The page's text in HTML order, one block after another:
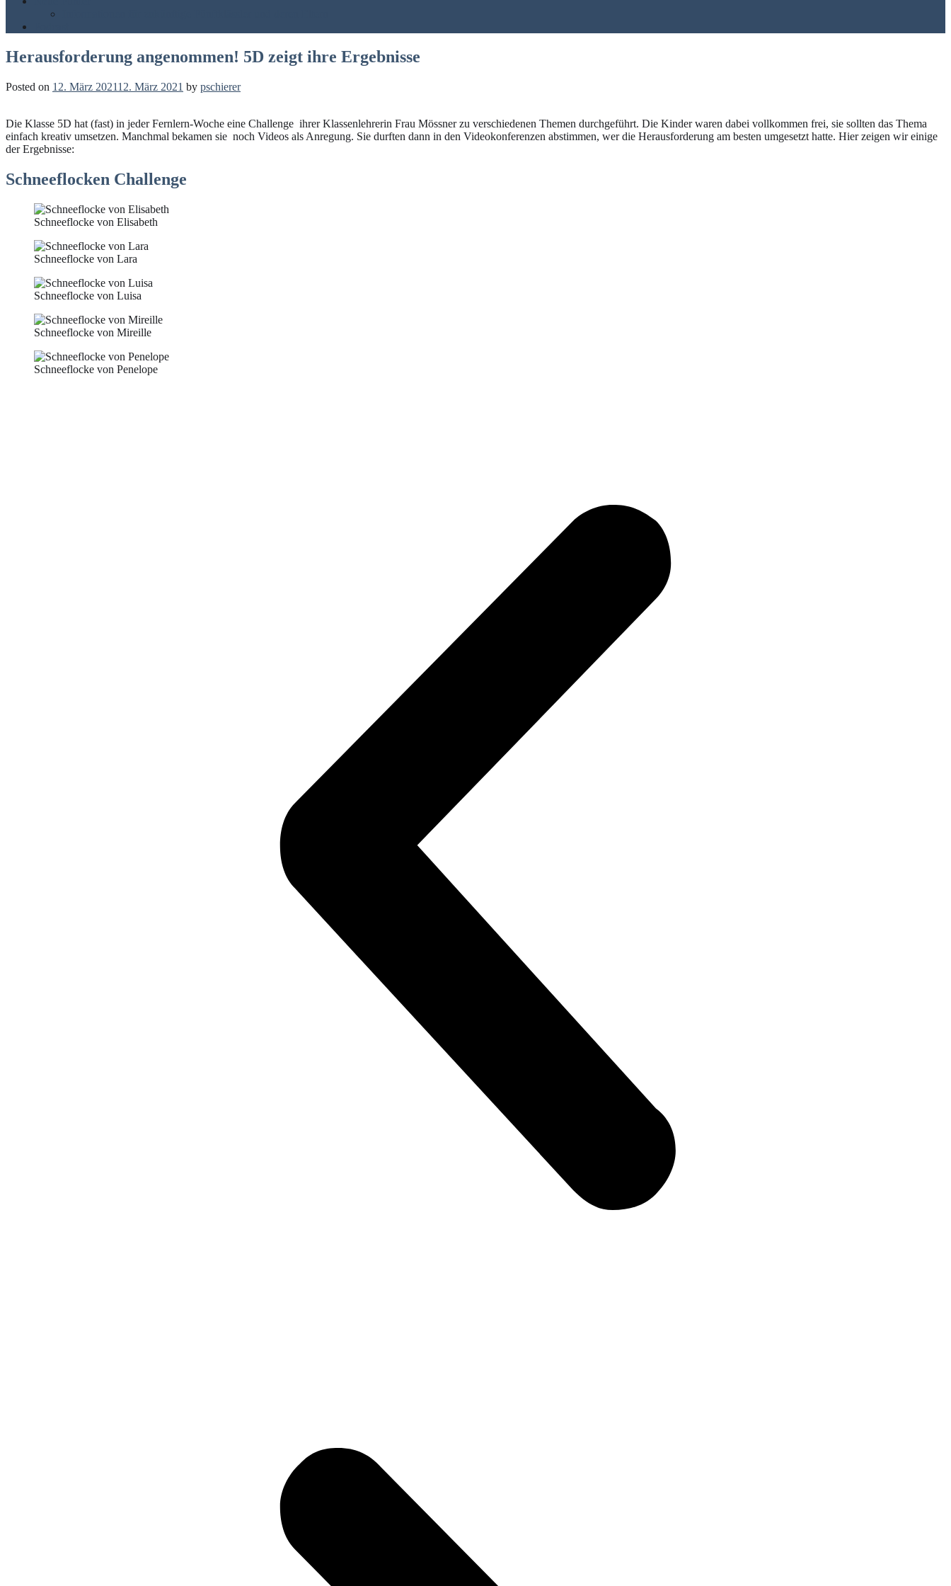
Herausforderung angenommen! 5D zeigt ihre Ergebnisse
Posted on 12. März 202112. März 2021 by pschierer
Die Klasse 5D hat (fast) in jeder Fernlern-Woche eine Challenge ihrer Klassenlehrerin Frau Mössner zu verschiedenen Themen durchgeführt. Die Kinder waren dabei vollkommen frei, sie sollten das Thema
einfach kreativ umsetzen. Manchmal bekamen sie noch Videos als Anregung. Sie durften dann in den Videokonferenzen abstimmen, wer die Herausforderung am besten umgesetzt hatte. Hier zeigen wir einige
der Ergebnisse:
Schneeflocken Challenge
Schneeflocke von Elisabeth
Schneeflocke von Lara
Schneeflocke von Luisa
Schneeflocke von Mireille
Schneeflocke von Penelope